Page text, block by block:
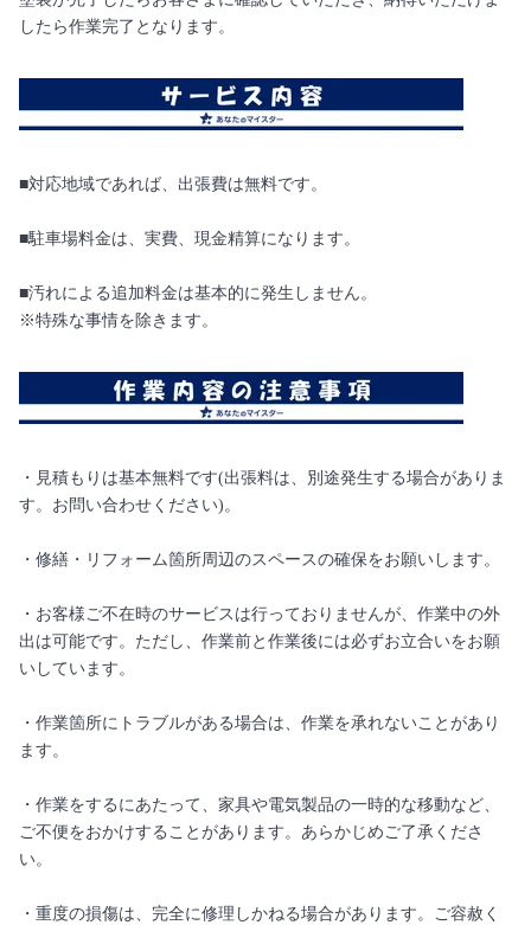
したら作業完了となります。
■対応地域であれば、出張費は無料です。
■駐車場料金は、実費、現金精算になります。
■汚れによる追加料金は基本的に発生しません。
※特殊な事情を除きます。
・見積もりは基本無料です(出張料は、別途発生する場合がありま
す。お問い合わせください)。
・修繕・リフォーム箇所周辺のスペースの確保をお願いします。
・お客様ご不在時のサービスは行っておりませんが、作業中の外
出は可能です。ただし、作業前と作業後には必ずお立合いをお願
いしています。
・作業箇所にトラブルがある場合は、作業を承れないことがあり
ます。
・作業をするにあたって、家具や電気製品の一時的な移動など、
ご不便をおかけすることがあります。あらかじめご了承くださ
い。
・重度の損傷は、完全に修理しかねる場合があります。ご容赦く